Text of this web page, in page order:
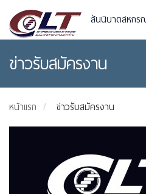
สันนิบาตสหกร
ข่าวรับสมัครงาน
หน้าแรก ข่าวรับสมัครงาน